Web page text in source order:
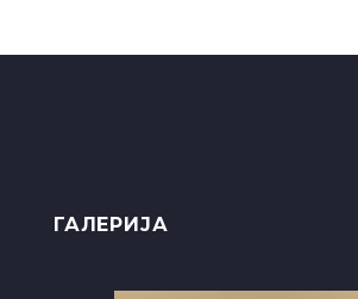
ГАЛЕРИЈА